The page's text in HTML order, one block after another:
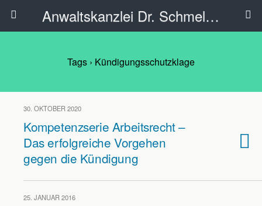
Anwaltskanzlei Dr. Schmelzer - Ahlen
Tags › Kündigungsschutzklage
30. OKTOBER 2020
Kompetenzserie Arbeitsrecht –
Das erfolgreiche Vorgehen
gegen die Kündigung
25. JANUAR 2016